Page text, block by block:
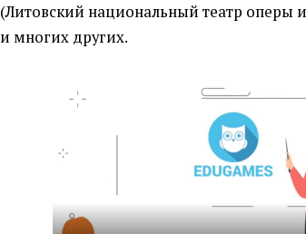
(Литовский национальный театр оперы
и многих других.